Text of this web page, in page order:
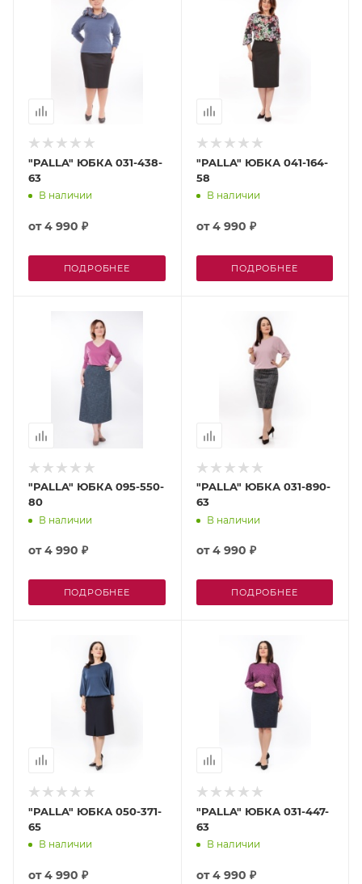
"PALLA" ЮБКА 031-438-
63
В наличии
от4 990 ₽
ПОДРОБНЕЕ
"PALLA" ЮБКА 041-164-
58
В наличии
от4 990 ₽
ПОДРОБНЕЕ
"PALLA" ЮБКА 095-550-
80
В наличии
от4 990 ₽
ПОДРОБНЕЕ
"PALLA" ЮБКА 031-890-
63
В наличии
от4 990 ₽
ПОДРОБНЕЕ
"PALLA" ЮБКА 050-371-
65
В наличии
от4 990 ₽
"PALLA" ЮБКА 031-447-
63
В наличии
от4 990 ₽